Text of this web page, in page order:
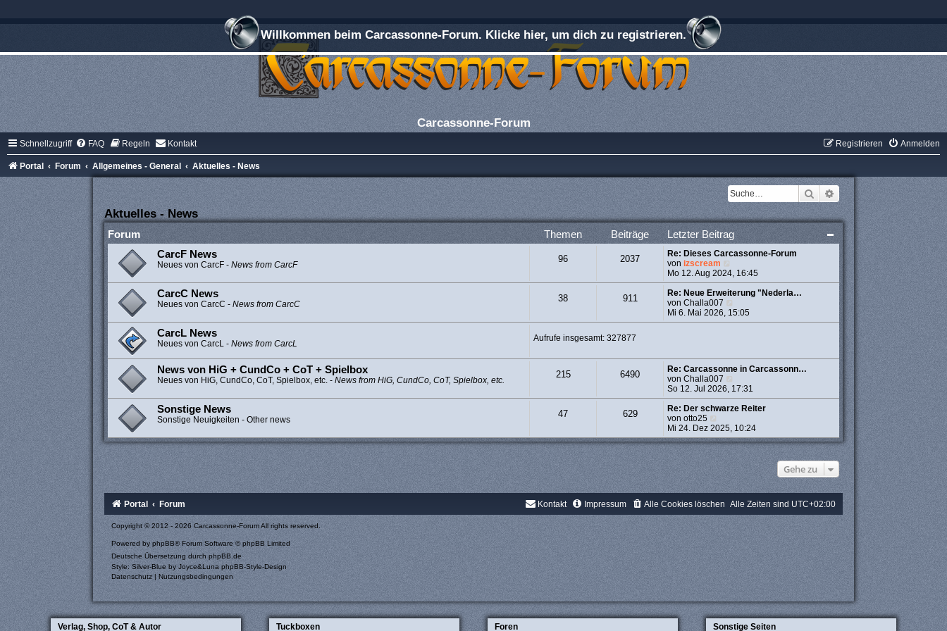
Willkommen beim Carcassonne-Forum. Klicke hier, um dich zu registrieren.
Carcassonne-Forum
Schnellzugriff FAQ Regeln Kontakt Anmelden
Registrieren
Portal Forum Allgemeines - General Aktuelles - News
Suche
Erweiterte Suche
Aktuelles - News
Forum Themen Beiträge Letzter Beitrag
CarcF News
Neues von CarcF - News from CarcF
96 2037
Re: Dieses Carcassonne-Forum
von izscream
e
u
e
s
t
e
i
t
r
a
g
Mo 12. Aug 2024, 16:45
CarcC News
Neues von CarcC - News from CarcC
38 911
Re: Neue Erweiterung "Nederla…
vonChalla007
e
u
e
r
e
i
t
a
g
Mi 6. Mai 2026, 15:05
CarcL News
Neues von CarcL - News from CarcL
Aufrufe insgesamt: 327877
News von HiG + CundCo + CoT + Spielbox
Neues von HiG, CundCo, CoT, Spielbox, etc. - News from HiG, CundCo, CoT, Spielbox, etc.
215 6490
Re: Carcassonne in Carcassonn…
vonChalla007
e
u
e
t
e
r
B
i
a
g
So 12. Jul 2026, 17:31
Sonstige News
Sonstige Neuigkeiten - Other news
47 629
Re: Der schwarze Reiter
vonotto25
e
u
e
s
t
e
r
e
i
t
r
g
Mi 24. Dez 2025, 10:24
Gehe zu
Portal Forum Alle Zeiten sind UTC+02:00
Alle Cookies löschen
Impressum
Kontakt
Copyright © 2012 - 2026 Carcassonne-Forum All rights reserved.
Powered by phpBB® Forum Software © phpBB Limited
Deutsche Übersetzung durch phpBB.de
Style: Silver-Blue by Joyce&LunaphpBB-Style-Design
Datenschutz |Nutzungsbedingungen
Verlag, Shop, CoT & Autor Tuckboxen Foren Sonstige Seiten